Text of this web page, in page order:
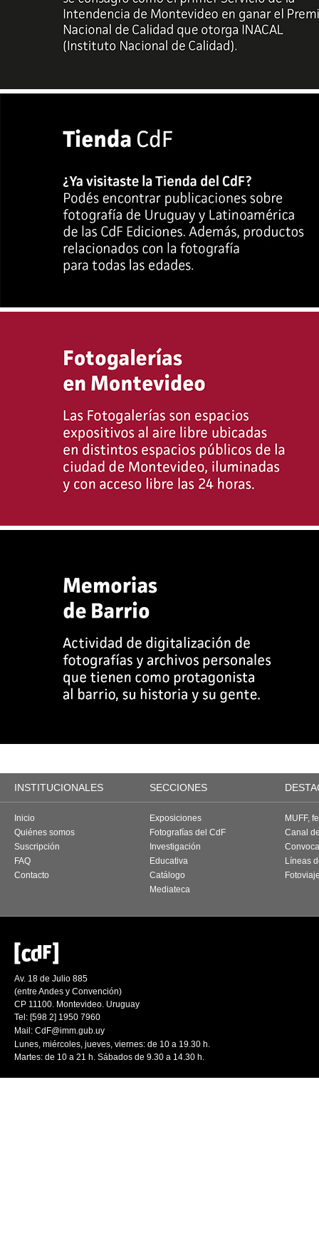
INSTITUCIONALES SECCIONES
Inicio
Quiénes somos
Suscripción
FAQ
Contacto
Exposiciones
Fotografías del CdF
Investigación
Educativa
Catálogo
Mediateca
MUFF,
Canal
Líneas
Av. 18 de Julio 885
(entre Andes y Convención)
CP 11100. Montevideo. Uruguay
Tel: [598 2] 1950 7960
Mail: CdF@imm.gub.uy
Lunes, miércoles, jueves, viernes: de 10 a 19.30 h.
Martes: de 10 a 21 h. Sábados de 9.30 a 14.30 h.